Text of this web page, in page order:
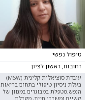
טיפול נפשי
רחובות, ראשון לציון
עובדת סוציאלית קלינית (MSW)
בעלת ניסיון טיפולי בתחום בריאות
הנפש.מטפלת במבוגרים במגוון של
קשיים ומשברי חיים, מקבלת